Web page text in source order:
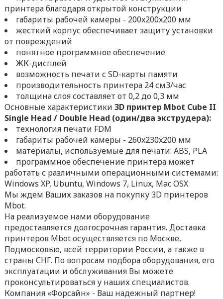
принтера благодаря открытой конструкции
габариты рабочей камеры - 200x200x200 мм
жесткий корпус обеспечивает защиту установки
от повреждений
понятное программное обеспечение
ЖК-дисплей
возможность печати с SD-карты памяти
производительность принтера 24 см3/час
толщина слоя составляет от 0,2 до 0,3 мм
Основные характеристики 3D принтер Mbot Cube II
Single Head / Double Head (один/два экструдера):
технология печати FDM
габариты рабочей камеры - 260x230x200 мм
материалы, используемые для печати: ABS, PLA
программное обеспечение принтера может
работать с различными операционными системами:
Windows XP, Ubuntu, Windows 7, Linux, Mac OSX
Мы ждем Ваших заказов на покупку 3D принтеров
Mbot.
На реализуемое нами оборудование
предоставляется долгосрочная гарантия. Доставка
принтеров Mbot осуществляется по Москве,
Подмосковью, всей территории России, а также в
страны СНГ. По вопросам подбора оборудования, его
эксплуатации и обслуживания Вы можете
проконсультироваться у наших специалистов.
Компания «Форсайн» - Ваш надежный партнер!